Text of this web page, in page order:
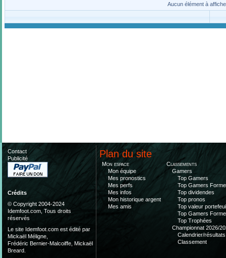
Aucun élément à
Contact
Publicité
Crédits
© Copyright 2004-2024
Idemfoot.com, Tous droits
réservés
Le site Idemfoot.com est édité par
Mickaël Méligne,
Frédéric Bernier-Malcoiffe, Mickaël
Breard.
Plan du site
Mon espace
Mon équipe
Mes pronostics
Mes perfs
Mes infos
Mon historique argent
Mes amis
Classements
Gamers
Top Gamers
Top Gamers Forme
Top dividendes
Top pronos
Top valeur
Top Gamers Forme
Top Trophées
Championnat 2026/
Calendrier/résultats
Classement